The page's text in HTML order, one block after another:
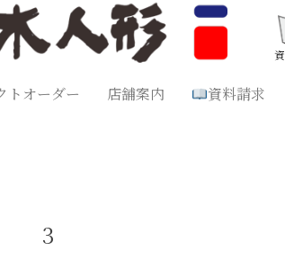
お祝い品 セレクトオーダー
トオーダー 店舗案内 資料請求
3